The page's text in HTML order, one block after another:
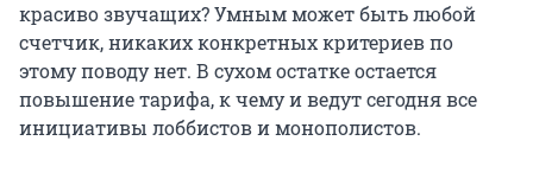
красиво звучащих? Умным может быть любой
счетчик, никаких конкретных критериев по
этому поводу нет. В сухом остатке остается
повышение тарифа, к чему и ведут сегодня все
инициативы лоббистов и монополистов.